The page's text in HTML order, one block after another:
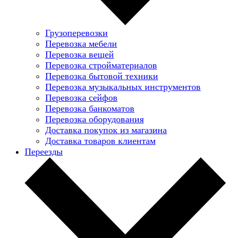
Грузоперевозки
Перевозка мебели
Перевозка вещей
Перевозка стройматериалов
Перевозка бытовой техники
Перевозка музыкальных инструментов
Перевозка сейфов
Перевозка банкоматов
Перевозка оборудования
Доставка покупок из магазина
Доставка товаров клиентам
Переезды